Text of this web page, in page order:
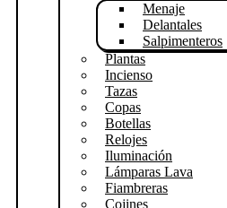
Menaje
Delantales
Salpimenteros
Plantas
Incienso
Tazas
Copas
Botellas
Relojes
Iluminación
Lámparas Lava
Fiambreras
Cojines